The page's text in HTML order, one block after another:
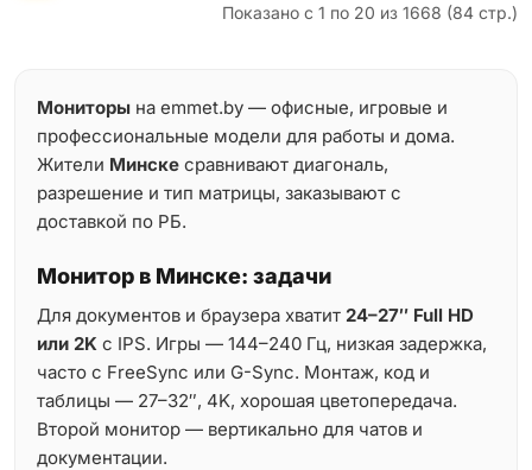
Показано с 1 по 20 из 1668 (84 стр.)
Мониторы на emmet.by — офисные, игровые и
профессиональные модели для работы и дома.
Жители Минске сравнивают диагональ,
разрешение и тип матрицы, заказывают с
доставкой по РБ.
Монитор в Минске: задачи
Для документов и браузера хватит 24–27″ Full HD
или 2K с IPS. Игры — 144–240 Гц, низкая задержка,
часто с FreeSync или G-Sync. Монтаж, код и
таблицы — 27–32″, 4K, хорошая цветопередача.
Второй монитор — вертикально для чатов и
документации.